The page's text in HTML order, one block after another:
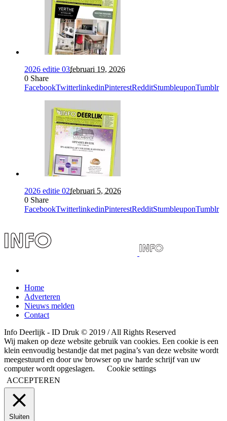
2026 editie 03februari 19, 2026
0 Share
FacebookTwitterlinkedinPinterestRedditStumbleuponTumblr
2026 editie 02februari 5, 2026
0 Share
FacebookTwitterlinkedinPinterestRedditStumbleuponTumblr
Home
Adverteren
Nieuws melden
Contact
Info Deerlijk - ID Druk © 2019 / All Rights Reserved
Wij maken op deze website gebruik van cookies. Een cookie is een
klein eenvoudig bestandje dat met pagina’s van deze website wordt
meegestuurd en door uw browser op uw harde schrijf van uw
computer wordt opgeslagen.
Cookie settings
ACCEPTEREN
Sluiten